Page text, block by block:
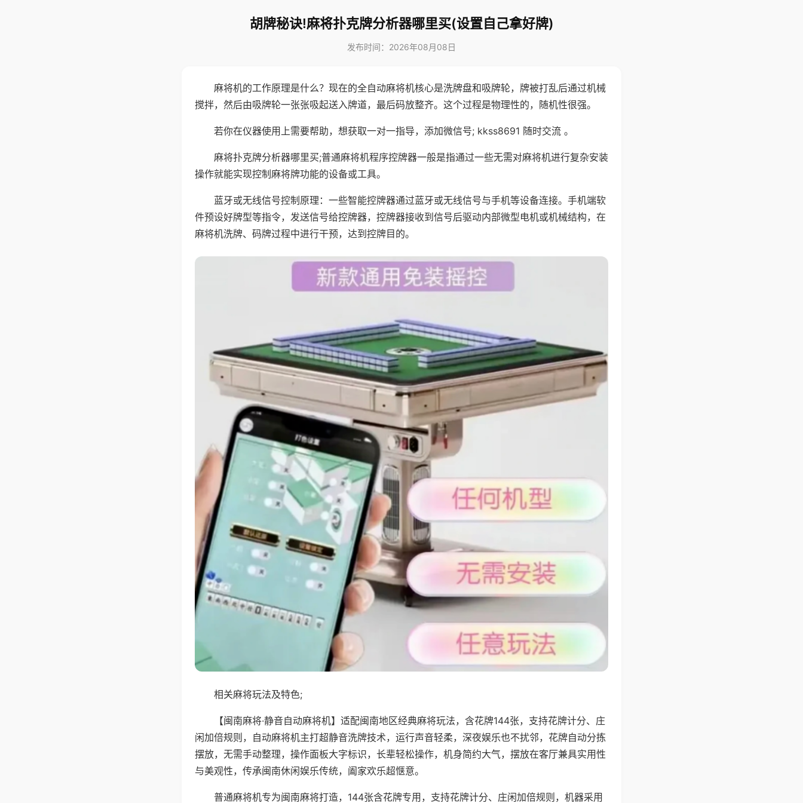
胡牌秘诀!麻将扑克牌分析器哪里买(设置自己拿好牌)
发布时间：2026年08月08日
麻将机的工作原理是什么？现在的全自动麻将机核心是洗牌盘和吸牌轮，牌被打乱后通过机械
搅拌，然后由吸牌轮一张张吸起送入牌道，最后码放整齐。这个过程是物理性的，随机性很强。
若你在仪器使用上需要帮助，想获取一对一指导，添加微信号; kkss8691 随时交流 。
麻将扑克牌分析器哪里买;普通麻将机程序控牌器一般是指通过一些无需对麻将机进行复杂安装
操作就能实现控制麻将牌功能的设备或工具。
蓝牙或无线信号控制原理：一些智能控牌器通过蓝牙或无线信号与手机等设备连接。手机端软
件预设好牌型等指令，发送信号给控牌器，控牌器接收到信号后驱动内部微型电机或机械结构，在
麻将机洗牌、码牌过程中进行干预，达到控牌目的。
相关麻将玩法及特色;
【闽南麻将·静音自动麻将机】适配闽南地区经典麻将玩法，含花牌144张，支持花牌计分、庄
闲加倍规则，自动麻将机主打超静音洗牌技术，运行声音轻柔，深夜娱乐也不扰邻，花牌自动分拣
摆放，无需手动整理，操作面板大字标识，长辈轻松操作，机身简约大气，摆放在客厅兼具实用性
与美观性，传承闽南休闲娱乐传统，阖家欢乐超惬意。
普通麻将机专为闽南麻将打造，144张含花牌专用，支持花牌计分、庄闲加倍规则，机器采用